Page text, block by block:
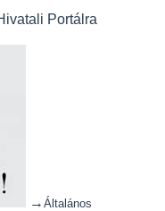
Portálra
→ Általános